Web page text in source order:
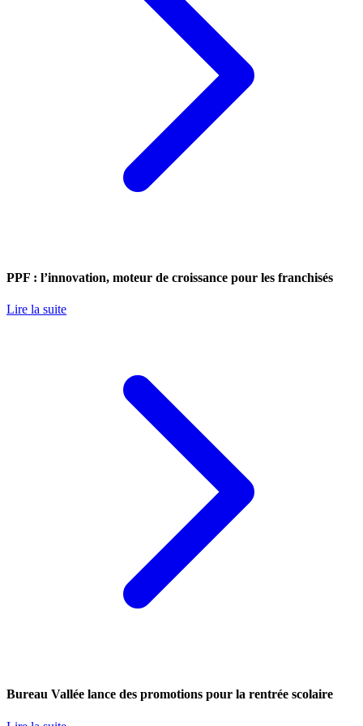
PPF : l’innovation, moteur de croissance pour les franchisés
Lire la suite
Bureau Vallée lance des promotions pour la rentrée scolaire